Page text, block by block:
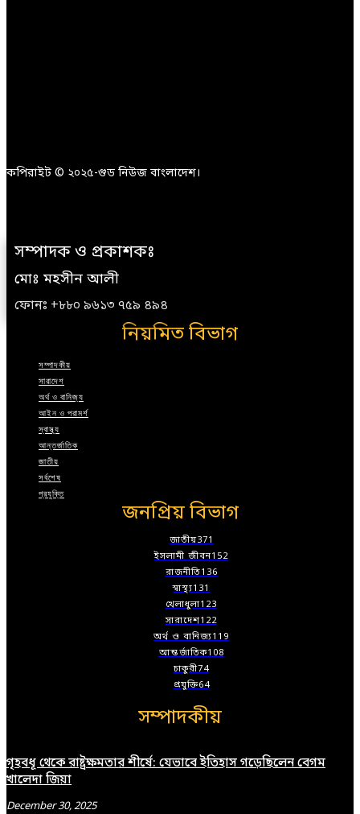
কপিরাইট © ২০২৫-গুড নিউজ বাংলাদেশ।
সম্পাদক ও প্রকাশকঃ
মোঃ মহসীন আলী
ফোনঃ +৮৮০ ৯৬১৩ ৭৫৯ ৪৯৪
নিয়মিত বিভাগ
সম্পাদকীয়
সারাদেশ
অর্থ ও বানিজ্য
আইন ও পরামর্শ
স্বাস্থ্য
আন্তর্জাতিক
জাতীয়
সর্বশেষ
প্রযুক্তি
জনপ্রিয় বিভাগ
জাতীয়371
ইসলামী জীবন152
রাজনীতি136
স্বাস্থ্য131
খেলাধুলা123
সারাদেশ122
অর্থ ও বানিজ্য119
আন্তর্জাতিক108
চাকুরী74
প্রযুক্তি64
সম্পাদকীয়
গৃহবধূ থেকে রাষ্ট্রক্ষমতার শীর্ষে: যেভাবে ইতিহাস গড়েছিলেন বেগম
খালেদা জিয়া
December 30, 2025